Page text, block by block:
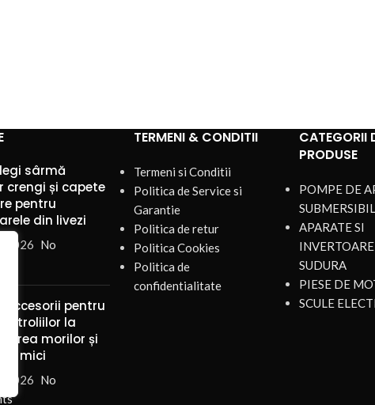
sârmă
crengi și capete
pentru
din livezi
2026 No
accesorii pentru
troliilor la
morilor și
mici
2026 No
TERMENI & CONDITII
Termeni si Conditii
Politica de Service si
Garantie
Politica de retur
Politica Cookies
Politica de
confidentialitate
CATEGORII
PRODUSE
POMPE DE
APARATE SI
SUDURA
PIESE DE
SCULE